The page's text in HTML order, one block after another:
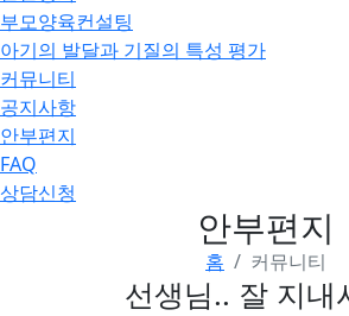
부모양육컨설팅
아기의 발달과 기질의 특성 평가
커뮤니티
공지사항
안부편지
FAQ
상담신청
안부편지
홈 커뮤니티
선생님.. 잘 지내